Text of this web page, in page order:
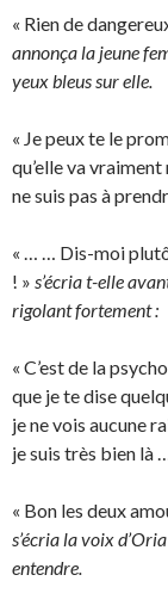
« Rien de
annonça la jeune
yeux bleus sur elle.
« Je peux te le
qu’elle va
ne suis pas à
« … … Dis-moi
! » s’écria t-elle
rigolant fortement :
« C’est de la
que je te dise
je ne vois aucune
je suis très bien là
« Bon les deux
s’écria la voix
entendre.